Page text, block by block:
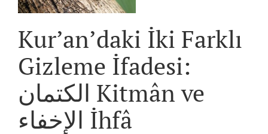
Kur’an’daki İki Farklı
Gizleme İfadesi:
الكتمان Kitmân ve
الإخفاء İhfâ